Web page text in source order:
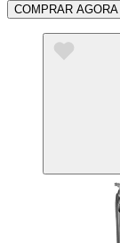
COMPRAR AGORA